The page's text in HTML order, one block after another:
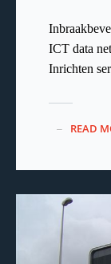
ICT data
Inrichten
READ